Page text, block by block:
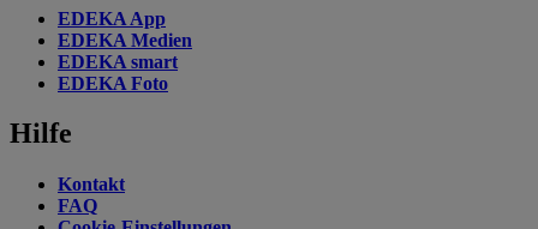
EDEKA App
EDEKA Medien
EDEKA smart
EDEKA Foto
Hilfe
Kontakt
FAQ